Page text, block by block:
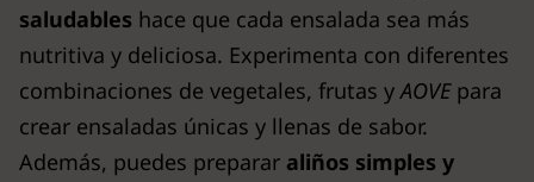
saludables hace que cada ensalada sea más
nutritiva y deliciosa. Experimenta con diferentes
combinaciones de vegetales, frutas yAOVEpara
crear ensaladas únicas y llenas de sabor.
Además, puedes preparar aliños simples y